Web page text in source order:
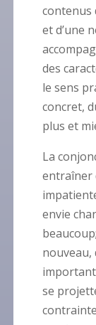
contenus
et d’une
des
le sens
concret,
plus et
La
entraîner
envie
nouveau,
se